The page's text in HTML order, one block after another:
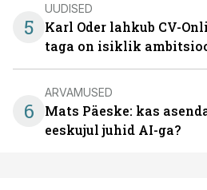
5
UUDISED
Karl Oder lahkub CV-
taga on isiklik
6
ARVAMUSED
Mats Päeske: kas
eeskujul juhid AI-ga?